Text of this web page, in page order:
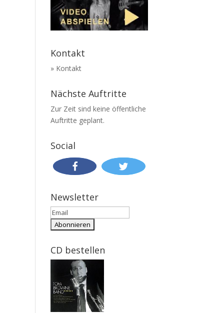
Kontakt
» Kontakt
Nächste Auftritte
Zur Zeit sind keine öffentliche
Auftritte geplant.
Social
Newsletter
CD bestellen